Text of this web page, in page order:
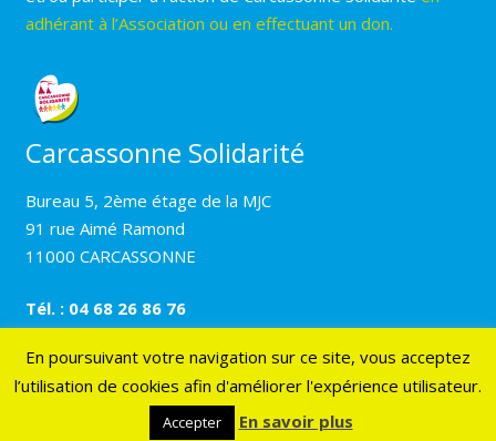
adhérant à l’Association ou en effectuant un don.
Carcassonne Solidarité
Bureau 5, 2ème étage de la MJC
91 rue Aimé Ramond
11000 CARCASSONNE
Tél. : 04 68 26 86 76
© 2017 Carcassonne solidarité – Mentions légales–
Création Résonance Communication
En poursuivant votre navigation sur ce site, vous acceptez
l’utilisation de cookies afin d'améliorer l'expérience utilisateur.
Accepter En savoir plus